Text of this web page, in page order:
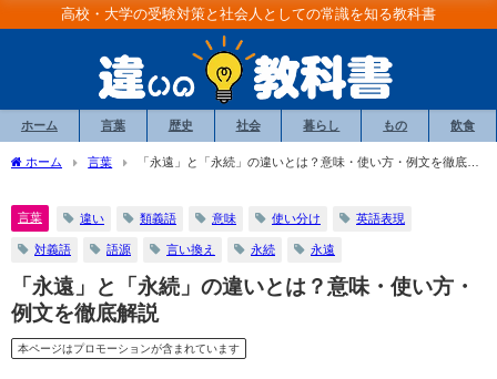
高校・大学の受験対策と社会人としての常識を知る教科書
ホーム 言葉 歴史 社会 暮らし もの 飲食
ホーム 言葉
「永遠」と「永続」の違いとは？意味・使い方・例文を徹底解
言葉 違い 類義語 意味 使い分け 英語表現
対義語 語源 言い換え 永続 永遠
「永遠」と「永続」の違いとは？意味・使い方・
例文を徹底解説
本ページはプロモーションが含まれています